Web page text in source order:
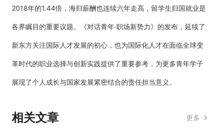
2018年的1.44倍，海归薪酬也连续六年走高，留学生归国就业是
各界瞩目的重要议题。《对话青年·职场新势力》的发布，延续了
新东方关注国际人才发展的初心，也为国际化人才在面临全球变
革时代的职业选择与创新实践提供了重要参考，为更多青年学子
展现了个人成长与国家发展紧密结合的责任担当意义。
相关文章 更多